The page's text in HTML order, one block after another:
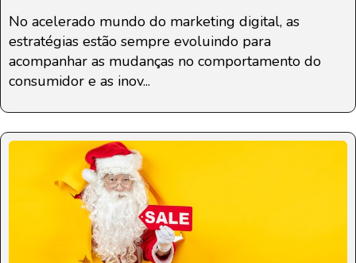
No acelerado mundo do marketing digital, as
estratégias estão sempre evoluindo para
acompanhar as mudanças no comportamento do
consumidor e as inov...